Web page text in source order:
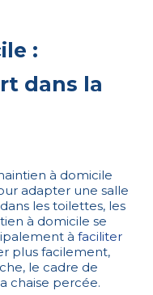
:
dans la
à domicile
adapter une salle
les toilettes, les
à domicile se
à faciliter
plus facilement,
le cadre de
chaise percée.